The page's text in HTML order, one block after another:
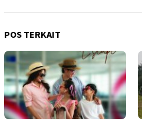
POS TERKAIT